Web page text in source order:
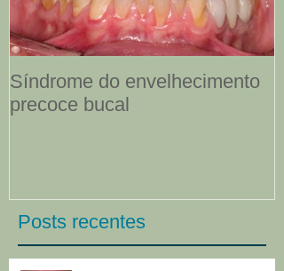
Síndrome do envelhecimento
precoce bucal
Posts recentes